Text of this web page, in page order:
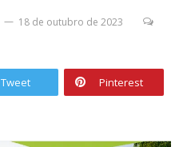
18 de outubro de 2023
Tweet Pinterest